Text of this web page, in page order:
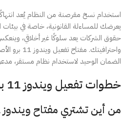
استخدام نسخ مقرصنة من النظام يُعد
يعرضك للمساءلة القانونية، خاصة في
حقوق الشركات يعد سلوكًا غير أخلاقي،
واحترافيتك.
الضمان الوحيد لاستخدام نظام مستقر،
خطوات تفعيل ويندوز 11 برو بسهولة وأمان
من أين تشتري مفتاح ويندوز 11 برو؟